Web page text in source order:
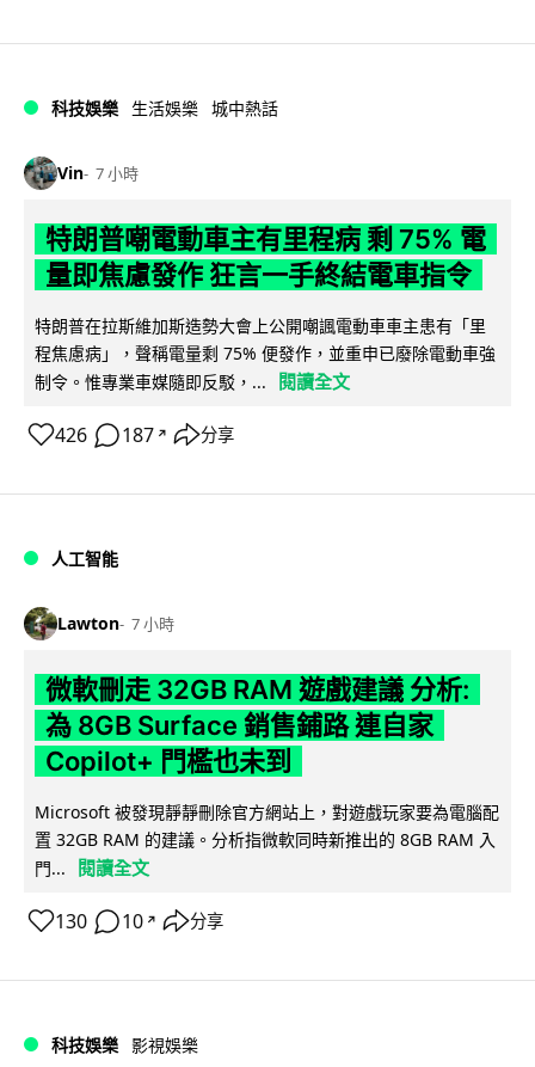
科技娛樂 生活娛樂 城中熱話
Vin 7 小時
特朗普嘲電動車主有里程病 剩 75% 電
量即焦慮發作 狂言一手終結電車指令
特朗普在拉斯維加斯造勢大會上公開嘲諷電動車車主患有「里
程焦慮病」，聲稱電量剩 75% 便發作，並重申已廢除電動車強
制令。惟專業車媒隨即反駁，...
閱讀全文
426 187 ↗ 分享
人工智能
Lawton 7 小時
微軟刪走 32GB RAM 遊戲建議 分析:
為 8GB Surface 銷售鋪路 連自家
Copilot+ 門檻也未到
Microsoft 被發現靜靜刪除官方網站上，對遊戲玩家要為電腦配
置 32GB RAM 的建議。分析指微軟同時新推出的 8GB RAM 入
門...
閱讀全文
130 10 ↗ 分享
科技娛樂 影視娛樂